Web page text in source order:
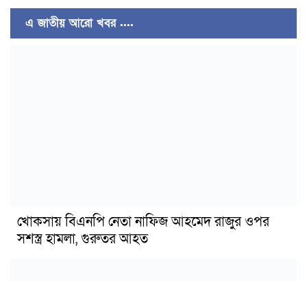
এ জাতীয় আরো খবর ....
খোকসায় বিএনপি নেতা নাফিজ আহমেদ রাজুর ওপর
সশস্ত্র হামলা, গুরুতর আহত